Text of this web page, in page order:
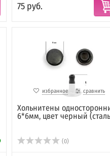
75 руб.
избранное сравнить
Хольнитены
6*6мм, цвет черный
(0)